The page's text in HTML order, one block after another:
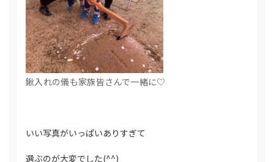
鍬入れの儀も家族皆さんで一緒に♡
いい写真がいっぱいありすぎて
選ぶのが大変でした(^^)